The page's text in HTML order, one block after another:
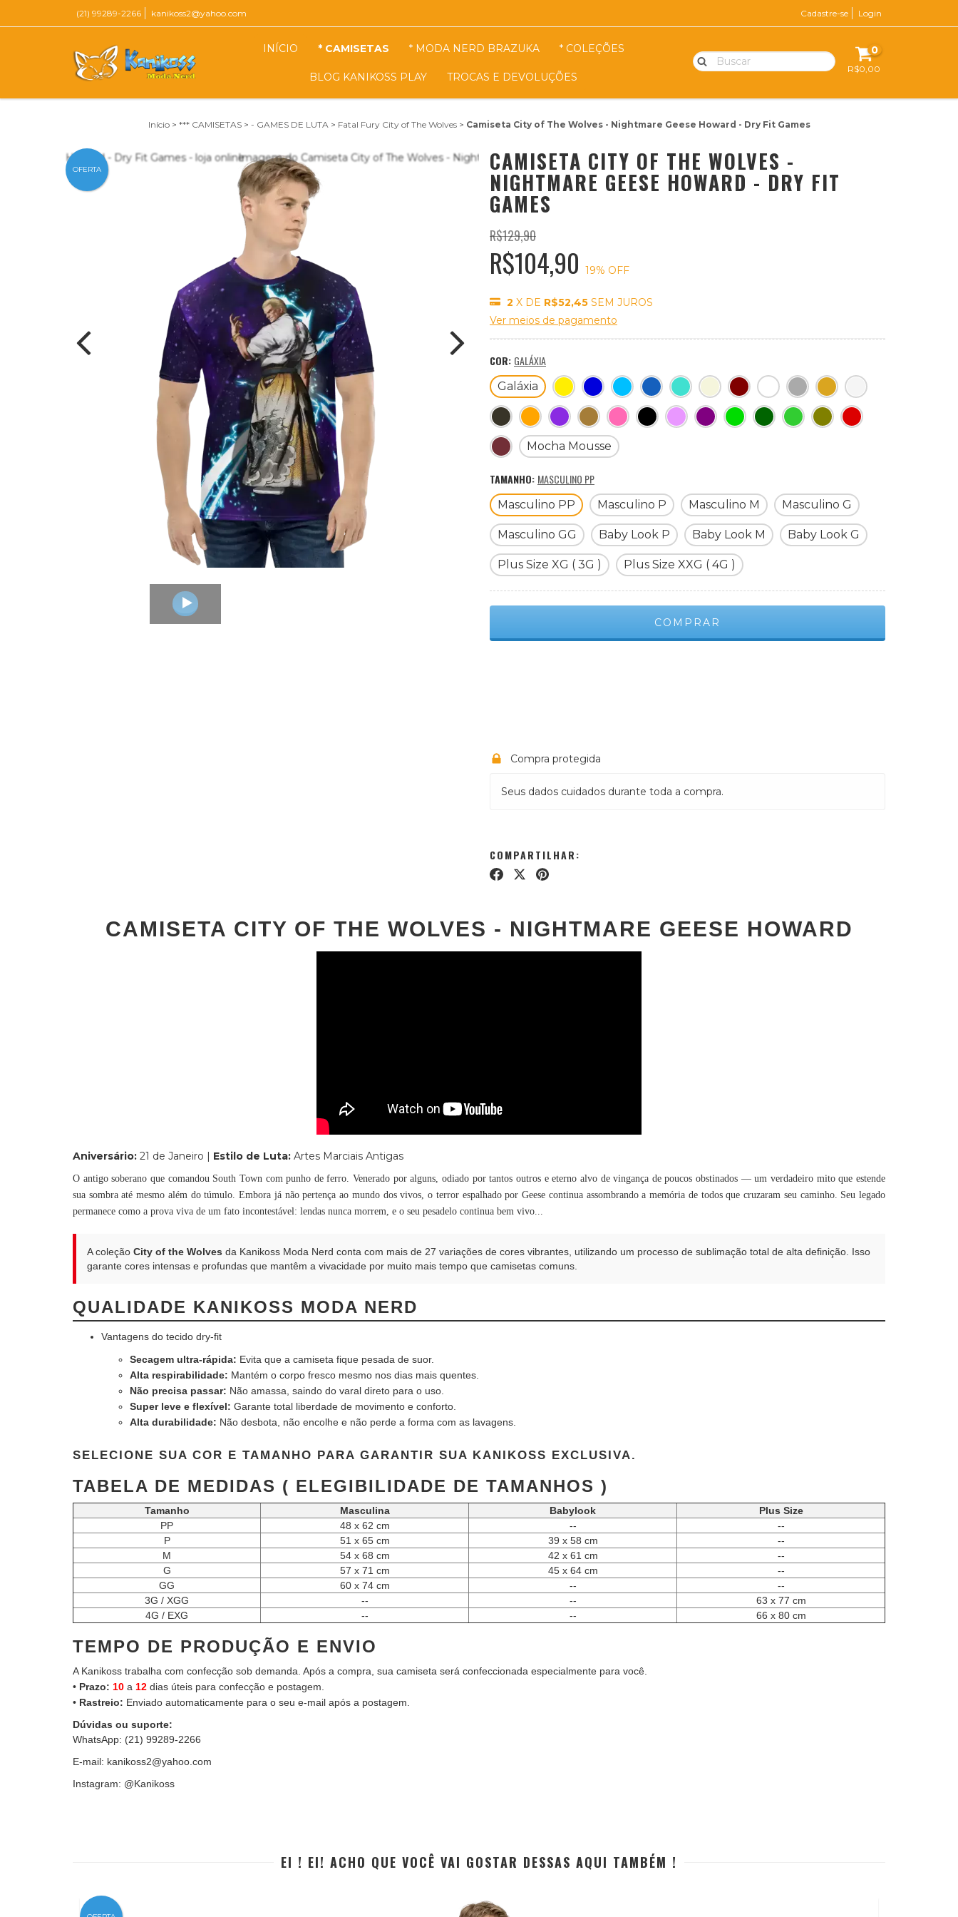
(21) 99289-2266 kanikoss2@yahoo.com Cadastre-se Login
INÍCIO * CAMISETAS * MODA NERD BRAZUKA * COLEÇÕES
BLOG KANIKOSS PLAY TROCAS E DEVOLUÇÕES
0
R$0,00
Início > *** CAMISETAS > - GAMES DE LUTA > Fatal Fury City of The Wolves > Camiseta City of The Wolves - Nightmare Geese Howard - Dry Fit Games
OFERTA CAMISETA CITY OF THE WOLVES -
NIGHTMARE GEESE HOWARD - DRY FIT
GAMES
R$129,90
R$104,90 19% OFF
2 X DE R$52,45 SEM JUROS
Ver meios de pagamento
COR: GALÁXIA
Galáxia
Mocha Mousse
TAMANHO: MASCULINO PP
Masculino PP Masculino P Masculino M Masculino G
Masculino GG Baby Look P Baby Look M Baby Look G
Plus Size XG ( 3G ) Plus Size XXG ( 4G )
Compra protegida
Seus dados cuidados durante toda a compra.
COMPARTILHAR:
CAMISETA CITY OF THE WOLVES - NIGHTMARE GEESE HOWARD
Aniversário: 21 de Janeiro | Estilo de Luta: Artes Marciais Antigas
O antigo soberano que comandou South Town com punho de ferro. Venerado por alguns, odiado por tantos outros e eterno alvo de vingança de poucos obstinados — um verdadeiro mito que estende
sua sombra até mesmo além do túmulo. Embora já não pertença ao mundo dos vivos, o terror espalhado por Geese continua assombrando a memória de todos que cruzaram seu caminho. Seu legado
permanece como a prova viva de um fato incontestável: lendas nunca morrem, e o seu pesadelo continua bem vivo...
A coleção City of the Wolves da Kanikoss Moda Nerd conta com mais de 27 variações de cores vibrantes, utilizando um processo de sublimação total de alta definição. Isso
garante cores intensas e profundas que mantêm a vivacidade por muito mais tempo que camisetas comuns.
QUALIDADE KANIKOSS MODA NERD
Vantagens do tecido dry-fit
Secagem ultra-rápida: Evita que a camiseta fique pesada de suor.
Alta respirabilidade: Mantém o corpo fresco mesmo nos dias mais quentes.
Não precisa passar: Não amassa, saindo do varal direto para o uso.
Super leve e flexível: Garante total liberdade de movimento e conforto.
Alta durabilidade: Não desbota, não encolhe e não perde a forma com as lavagens.
SELECIONE SUA COR E TAMANHO PARA GARANTIR SUA KANIKOSS EXCLUSIVA.
TABELA DE MEDIDAS ( ELEGIBILIDADE DE TAMANHOS )
Tamanho Masculina Babylook
Plus Size
PP
48 x 62 cm --
--
P
51 x 65 cm 39 x 58 cm
--
M
54 x 68 cm 42 x 61 cm
--
G
57 x 71 cm 45 x 64 cm
--
GG
60 x 74 cm --
--
3G / XGG
-- --
63 x 77 cm
4G / EXG
-- -- 66 x 80 cm
TEMPO DE PRODUÇÃO E ENVIO
A Kanikoss trabalha com confecção sob demanda. Após a compra, sua camiseta será confeccionada especialmente para você.
• Prazo: 10 a 12 dias úteis para confecção e postagem.
• Rastreio: Enviado automaticamente para o seu e-mail após a postagem.
Dúvidas ou suporte:
WhatsApp: (21) 99289-2266
E-mail: kanikoss2@yahoo.com
Instagram: @Kanikoss
EI ! EI! ACHO QUE VOCÊ VAI GOSTAR DESSAS AQUI TAMBÉM !